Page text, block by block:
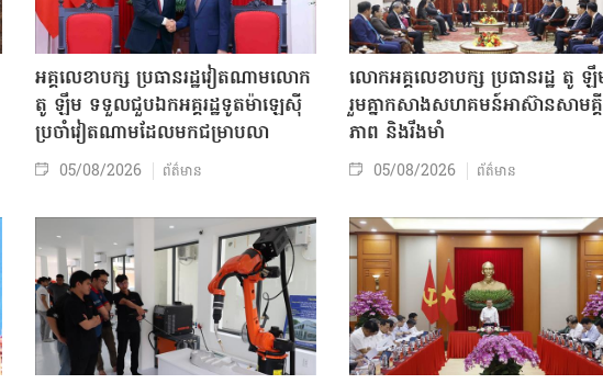
អគ្គលេខាបក្ស ប្រធានរដ្ឋវៀតណាមលោក
តូ ឡឹម ទទួលជួបឯកអគ្គរដ្ឋទូតម៉ាឡេស៊ី
ប្រចាំវៀតណាមដែលមកជម្រាបលា
05/08/2026 ព័ត៌មាន
លោក​អគ្គលេខាបក្ស ប្រធានរដ្ឋ តូ ឡឹ
រួមគ្នាកសាងសហគមន៍អាស៊ានសាមគ្គី
ភាព និងរឹងមាំ
05/08/2026 ព័ត៌មាន